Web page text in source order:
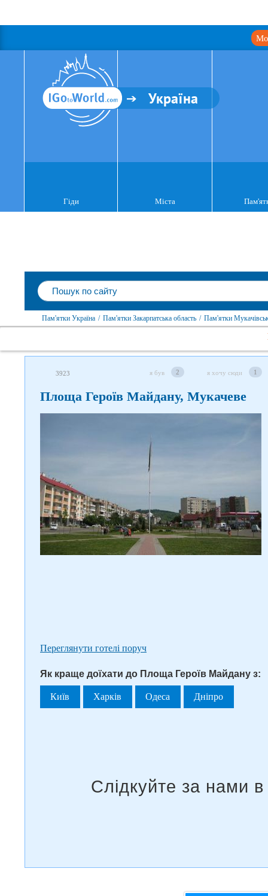
Україна
Гіди Міста
Пам'ятки Україна / Пам'ятки Закарпатська область / Пам'ятки
3923 я був 2 я хочу сюди 1
Площа Героїв Майдану, Мукачеве
Переглянути готелі поруч
Як краще доїхати до Площа Героїв Майдану з:
Київ Харків Одеса Дніпро